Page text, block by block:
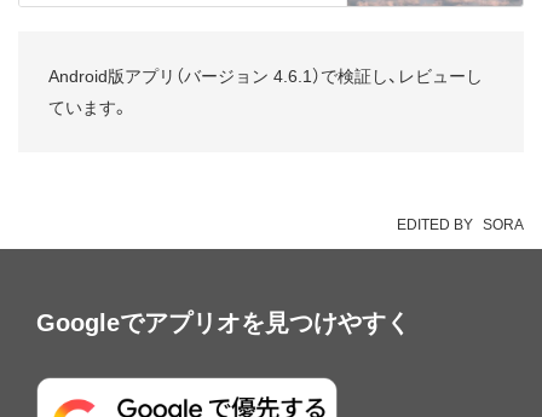
Android版アプリ（バージョン 4.6.1）で検証し、レビューし
ています。
EDITED BY SORA
Googleでアプリオを見つけやすく